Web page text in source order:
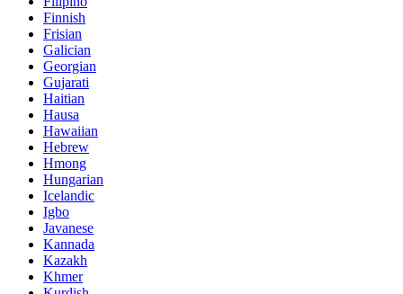
Finnish
Frisian
Galician
Georgian
Gujarati
Haitian
Hausa
Hawaiian
Hebrew
Hmong
Hungarian
Icelandic
Igbo
Javanese
Kannada
Kazakh
Khmer